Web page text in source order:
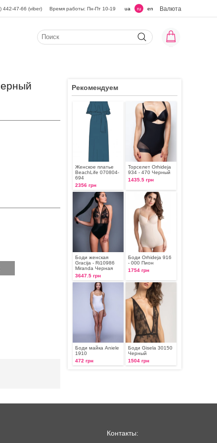
442-47-66 (viber) Время работы: Пн-Пт 10-19 ua ru en Валюта
Рекомендуем
Женское платье
BeachLife 070804-
694
2356 грн
Торселет Orhideja
934 - 470 Черный
1435.5 грн
Боди женская
Gracija - Ri10986
Miranda Черная
3647.5 грн
Боди Orhideja 916
- 000 Пион
1754 грн
Боди майка Aniele
1910
472 грн
Боди Gisela 30150
Черный
1504 грн
Контакты: